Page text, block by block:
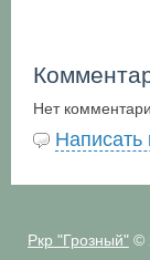
Нет
Написать
Ркр "Грозный"©